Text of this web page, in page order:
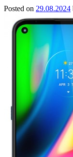
Posted on 29.08.2024